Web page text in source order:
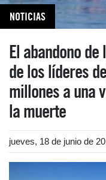
NOTICIAS
El abandono
de los líderes
millones a una
la muerte
jueves, 18 de junio de